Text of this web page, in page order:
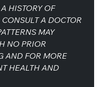
HISTORY OF
A DOCTOR
MAY
NO PRIOR
AND FOR MORE
HEALTH AND